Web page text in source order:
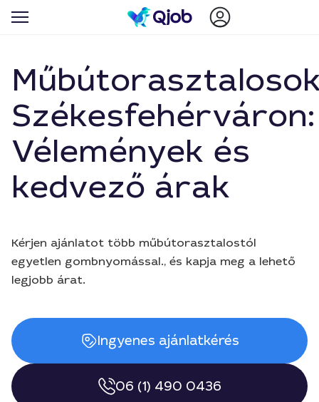
Székesfehérváron:
Vélemények és
kedvező árak
Kérjen ajánlatot több műbútorasztalostól
egyetlen gombnyomással., és kapja meg a lehető
legjobb árat.
Ingyenes ajánlatkérés
06 (1) 490 0436